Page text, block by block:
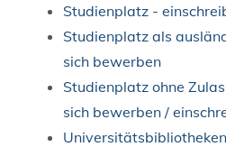
Studienplatz -
Studienplatz als
sich bewerben
Studienplatz ohne
sich bewerben /